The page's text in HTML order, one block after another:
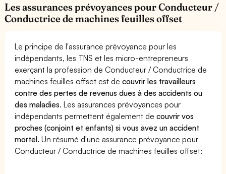
Les assurances prévoyances pour Conducteur /
Conductrice de machines feuilles offset
Le principe de l'assurance prévoyance pour les
indépendants, les TNS et les micro-entrepreneurs
exerçant la profession de Conducteur / Conductrice de
machines feuilles offset est decouvrir les travailleurs
contre des pertes de revenus dues à des accidents ou
des maladies. Les assurances prévoyances pour
indépendants permettent également decouvrir vos
proches (conjoint et enfants) si vous avez un accident
mortel. Un résumé d'une assurance prévoyance pour
Conducteur / Conductrice de machines feuilles offset: